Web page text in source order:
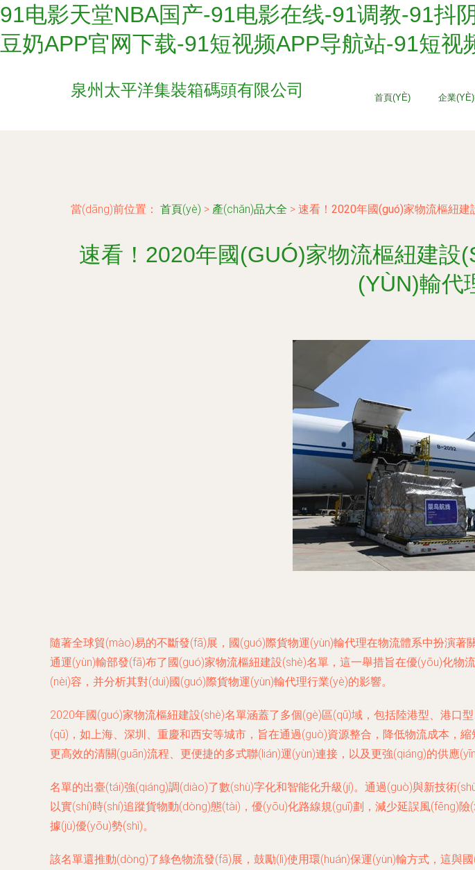
91电影天堂NBA国产-91电影在线-91调教-91抖
豆奶APP官网下载-91短视频APP导航站-91短
泉州太平洋集裝箱碼頭有限公司 首頁(YÈ) 企業
當(dāng)前位置： 首頁(yè) > 產(chǎn)品大全 > 速看！2020年國(guó)家物流樞紐
速看！2020年國(GUÓ)家物流樞紐建設
(YÙN)輸代
隨著全球貿(mào)易的不斷發(fā)展，國(guó)際貨物運(yùn)輸代理在物流體系中扮演
通運(yùn)輸部發(fā)布了國(guó)家物流樞紐建設(shè)名單，這一舉措旨在優(yōu)化
(nèi)容，并分析其對(duì)國(guó)際貨物運(yùn)輸代理行業(yè)的影響。
2020年國(guó)家物流樞紐建設(shè)名單涵蓋了多個(gè)區(qū)域，包括陸港型、港口
(qū)，如上海、深圳、重慶和西安等城市，旨在通過(guò)資源整合，降低物流成本，
更高效的清關(guān)流程、更便捷的多式聯(lián)運(yùn)連接，以及更強(qiáng)的供應
名單的出臺(tái)強(qiáng)調(diào)了數(shù)字化和智能化升級(jí)。通過(guò)與新技術
以實(shí)時(shí)追蹤貨物動(dòng)態(tài)，優(yōu)化路線規(guī)劃，減少延誤風(fēng)
據(jù)優(yōu)勢(shì)。
該名單還推動(dòng)了綠色物流發(fā)展，鼓勵(lì)使用環(huán)保運(yùn)輸方式，這與